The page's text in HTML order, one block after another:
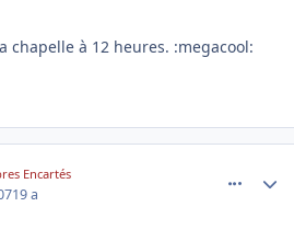
chapelle à 12 heures. :megacool:
Encartés
19 a